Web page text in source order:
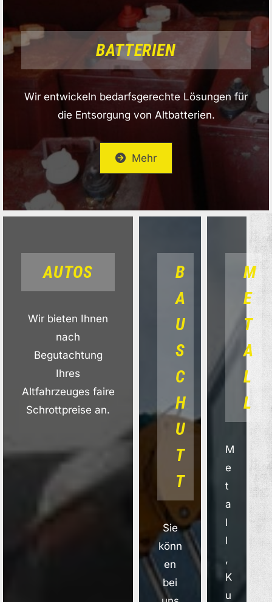
BATTERIEN
Wir entwickeln bedarfsgerechte Lösungen für
die Entsorgung von Altbatterien.
Mehr
AUTOS
Wir bieten Ihnen
nach
Begutachtung
Ihres
Altfahrzeuges faire
Schrottpreise an.
B
A
U
S
C
H
U
T
T
Sie
könn
en
bei
M
E
T
A
L
L
M
e
t
a
l
l
,
K
u